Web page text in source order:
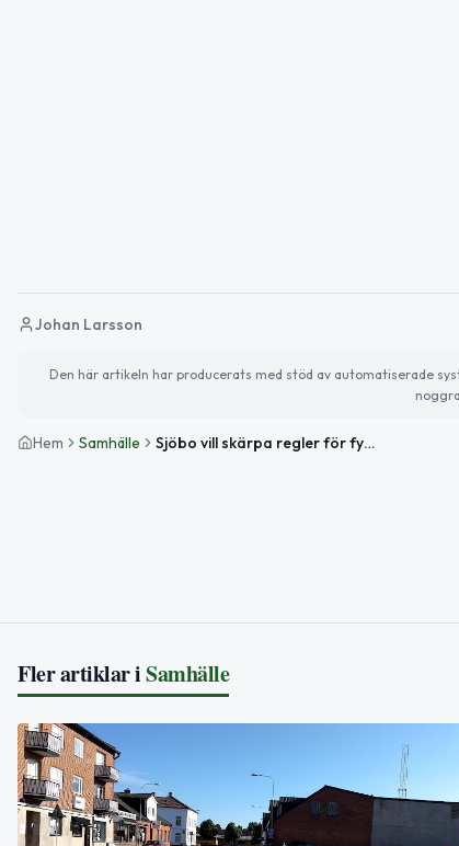
Johan Larsson
Den här artikeln har producerats med stöd av automatiserade
Hem Samhälle Sjöbo vill skärpa regler för fyrverkerier vid nyår
Fler artiklar iSamhälle